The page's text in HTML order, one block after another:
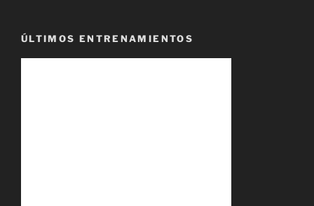
ÚLTIMOS ENTRENAMIENTOS